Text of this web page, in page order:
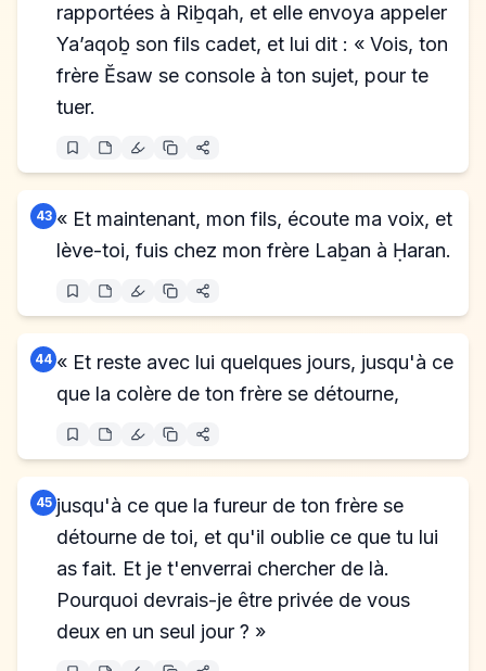
rapportées à Riḇqah, et elle envoya appeler
Ya’aqoḇ son fils cadet, et lui dit : « Vois, ton
frère Ĕsaw se console à ton sujet, pour te
tuer.
43 « Et maintenant, mon fils, écoute ma voix, et
lève-toi, fuis chez mon frère Laḇan à Ḥaran.
44 « Et reste avec lui quelques jours, jusqu'à ce
que la colère de ton frère se détourne,
45 jusqu'à ce que la fureur de ton frère se
détourne de toi, et qu'il oublie ce que tu lui
as fait. Et je t'enverrai chercher de là.
Pourquoi devrais-je être privée de vous
deux en un seul jour ? »